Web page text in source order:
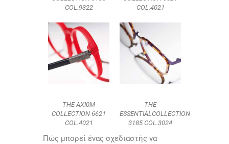
COL.9322
COL.4021
THE AXI0M
COLLECTION 6621
COL.4021
THE
ESSENTIALCOLLECTION
3185 COL.3024
Πώς μπορεί ένας σχεδιαστής να